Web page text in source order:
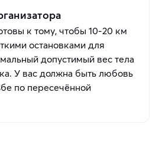
к тому, чтобы 10-20 км
остановками для
допустимый вес тела
У вас должна быть любовь
по пересечённой